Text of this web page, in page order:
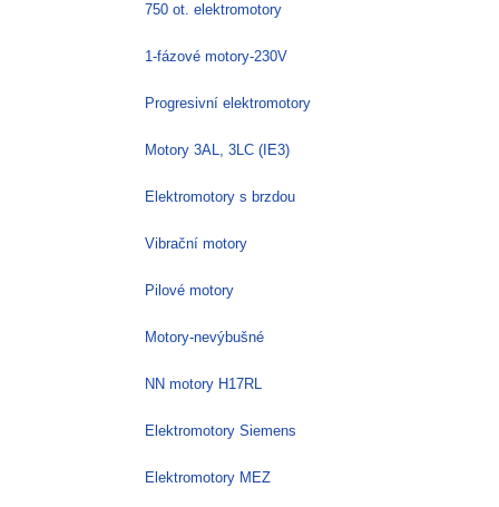
750 ot. elektromotory
1-fázové motory-230V
Progresivní elektromotory
Motory 3AL, 3LC (IE3)
Elektromotory s brzdou
Vibrační motory
Pilové motory
Motory-nevýbušné
NN motory H17RL
Elektromotory Siemens
Elektromotory MEZ